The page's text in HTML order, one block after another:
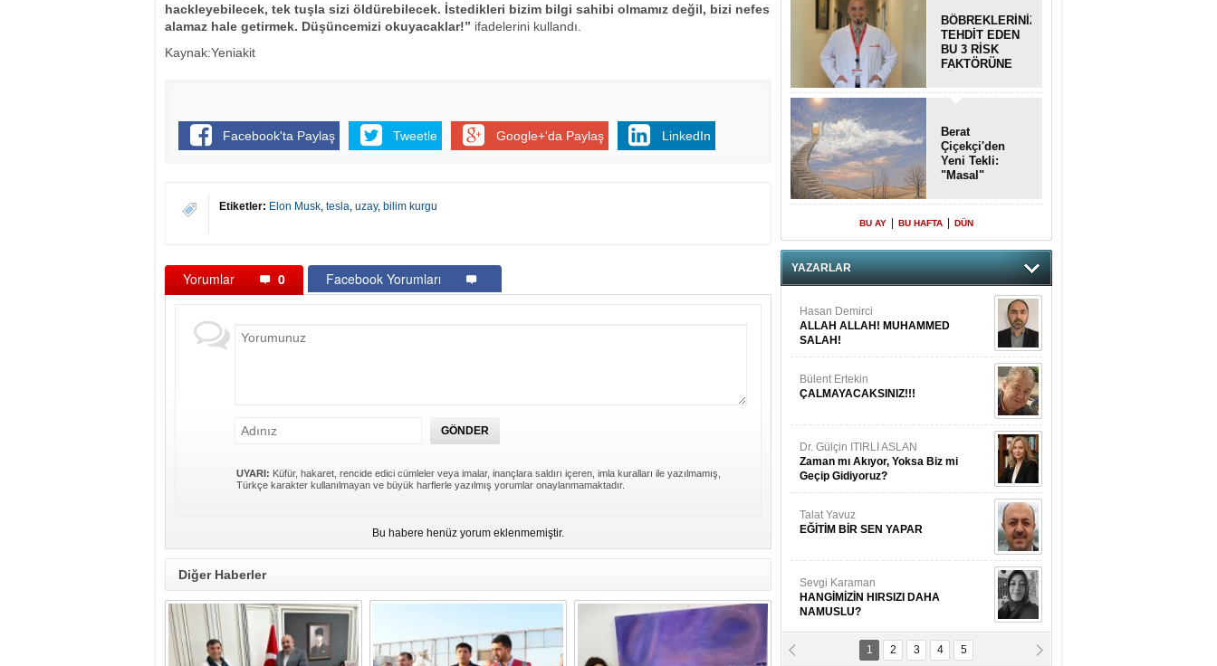
hackleyebilecek, tek tuşla sizi öldürebilecek. İstedikleri bizim bilgi sahibi olmamız değil, bizi nefes
alamaz hale getirmek. Düşüncemizi okuyacaklar!” ifadelerini kullandı.
Kaynak:Yeniakit
Facebook'ta Paylaş Tweetle Google+'da Paylaş LinkedIn
Etiketler: Elon Musk, tesla, uzay, bilim kurgu
Yorumlar 0 Facebook Yorumları
UYARI: Küfür, hakaret, rencide edici cümleler veya imalar, inançlara saldırı içeren, imla kuralları ile yazılmamış,
Türkçe karakter kullanılmayan ve büyük harflerle yazılmış yorumlar onaylanmamaktadır.
Bu habere henüz yorum eklenmemiştir.
Diğer Haberler
BÖBREKLERİNİZİ
TEHDİT EDEN
BU 3 RİSK
FAKTÖRÜNE
Berat
Çiçekçi'den
Yeni Tekli:
"Masal"
BU AY BU HAFTA DÜN
YAZARLAR
Hasan Demirci
ALLAH ALLAH! MUHAMMED
SALAH!
Bülent Ertekin
ÇALMAYACAKSINIZ!!!
Dr. Gülçin ITIRLI ASLAN
Zaman mı Akıyor, Yoksa Biz mi
Geçip Gidiyoruz?
Talat Yavuz
EĞİTİM BİR SEN YAPAR
Sevgi Karaman
HANGİMİZİN HIRSIZI DAHA
NAMUSLU?
Prof. Dr. Cahit Kurbanoğlu
1 2 3 4 5